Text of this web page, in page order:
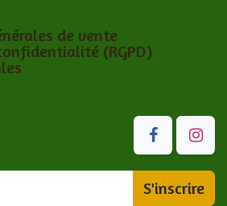
de vente
(RGPD)
S'inscrire